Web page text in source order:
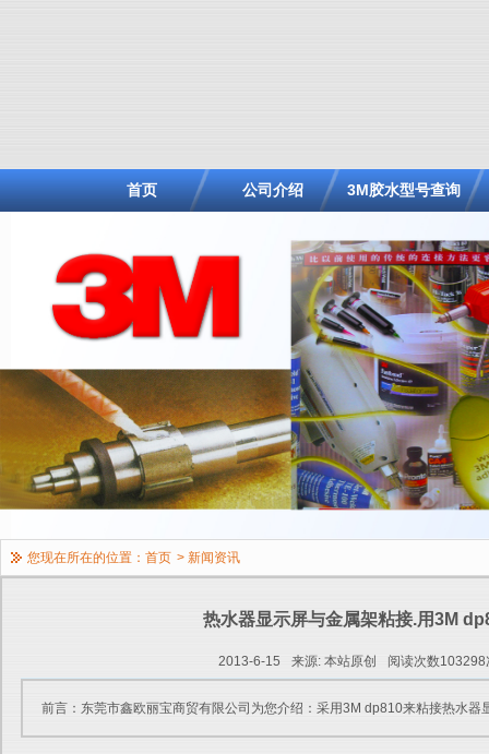
首页 公司介绍 3M胶水型号查询
您现在所在的位置： 首页 > 新闻资讯
热水器显示屏与金属架粘接.用3M
2013-6-15 来源: 本站原创 阅读次数103298
前言：东莞市鑫欧丽宝商贸有限公司为您介绍：采用3M dp810来粘接热水器